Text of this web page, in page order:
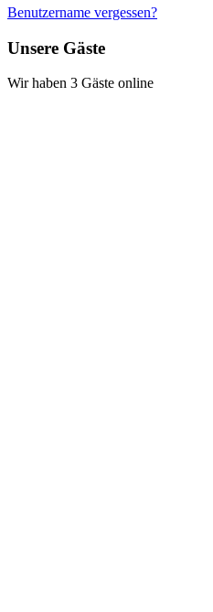
Benutzername vergessen?
Unsere Gäste
Wir haben 3 Gäste online